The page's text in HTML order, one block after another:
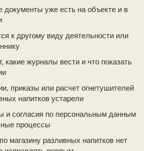
документы уже есть на объекте и в
к другому виду деятельности или
какие журналы вести и что показать
приказы или расчет огнетушителей
напитков устарели
и согласия по персональным данным
процессы
магазину разливных напитков нет